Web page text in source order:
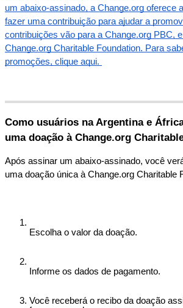
um abaixo-assinado, a Change.org oferece a
fazer uma contribuição para ajudar a promov
contribuições vão para a Change.org PBC, e
Change.org Charitable Foundation. Para
promoções, clique aqui.
Como usuários na Argentina e Á
uma doação à Change.org
Após assinar um abaixo-assinado, você ver
uma doação única à Change.org Charitable
Escolha o valor da doação.
Informe os dados de pagamento.
Você receberá o recibo da doação